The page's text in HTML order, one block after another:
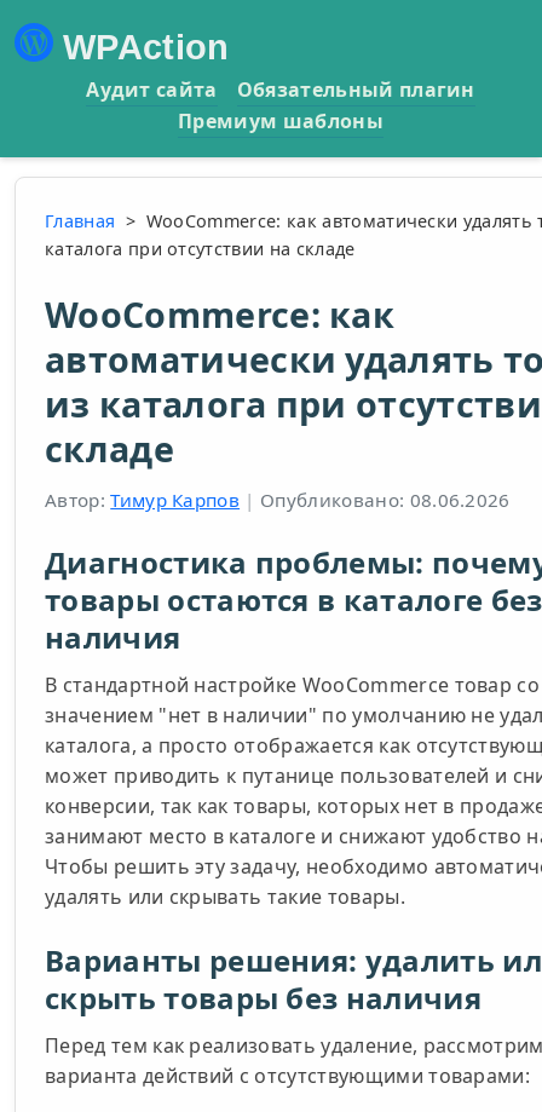
WPAction
Аудит сайта
Обязательный плагин
Премиум шаблоны
Главная > WooCommerce: как автоматически удалять
каталога при отсутствии на складе
WooCommerce: как
автоматически удалять
из каталога при
складе
Автор:Тимур Карпов | Опубликовано: 08.06.2026
Диагностика проблемы:
товары остаются в каталоге без
наличия
В стандартной настройке WooCommerce товар со
значением "нет в наличии" по умолчанию не
каталога, а просто отображается как
может приводить к путанице пользователей и
конверсии, так как товары, которых нет в
занимают место в каталоге и снижают удобство
Чтобы решить эту задачу, необходимо
удалять или скрывать такие товары.
Варианты решения: удалить
скрыть товары без наличия
Перед тем как реализовать удаление,
варианта действий с отсутствующими товарами: